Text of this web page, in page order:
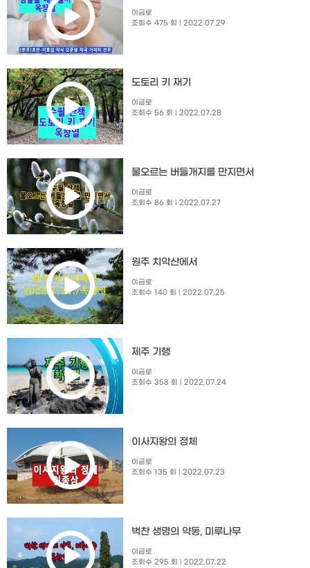
이금로
조회수 475 회
| 2022.07.29
도토리 키 재기
이금로
조회수 56 회
| 2022.07.28
물오르는 버들개지를 만지면서
이금로
조회수 86 회
| 2022.07.27
원주 치악산에서
이금로
조회수 140 회
| 2022.07.25
제주 기행
이금로
조회수 358 회
| 2022.07.24
이사지왕의 정체
이금로
조회수 135 회
| 2022.07.23
벅찬 생명의 약동, 미루나무
이금로
조회수 295 회
| 2022.07.22